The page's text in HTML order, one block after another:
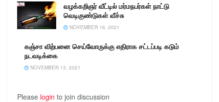
வழக்கறிஞர் வீட்டில் மர்மநபர்கள் நாட்டு
வெடிகுண்டுகள் வீச்சு
NOVEMBER 16, 2021
கஞ்சா விற்பனை செய்வோருக்கு எதிராக சட்டப்படி கடும்
நடவடிக்கை
NOVEMBER 13, 2021
Please login to join discussion